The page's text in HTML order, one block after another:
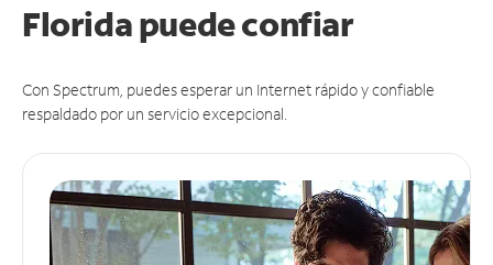
Florida puedeconfiar
Con Spectrum, puedes esperar un Internet rápido y confiable
respaldado por un servicio excepcional.